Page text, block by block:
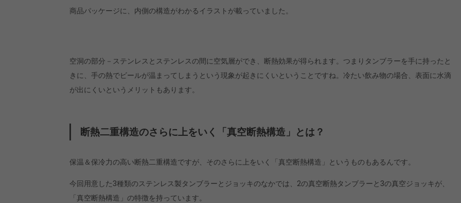
商品パッケージに、内側の構造がわかるイラストが載っていました。
空洞の部分－ステンレスとステンレスの間に空気層ができ、断熱効果が得られます。つまりタンブラーを手に持ったと
きに、手の熱でビールが温まってしまうという現象が起きにくいということですね。冷たい飲み物の場合、表面に水滴
が出にくいというメリットもあります。
断熱二重構造のさらに上をいく「真空断熱構造」とは？
保温＆保冷力の高い断熱二重構造ですが、そのさらに上をいく「真空断熱構造」というものもあるんです。
今回用意した3種類のステンレス製タンブラーとジョッキのなかでは、2の真空断熱タンブラーと3の真空ジョッキが、
「真空断熱構造」の特徴を持っています。